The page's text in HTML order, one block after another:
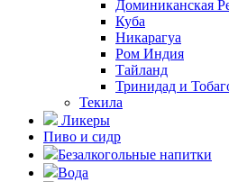
Доминиканская
Куба
Никарагуа
Ром Индия
Тайланд
Тринидад и
Текила
Ликеры
Пиво и сидр
Безалкогольные напитки
Вода